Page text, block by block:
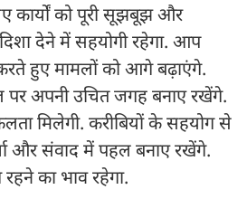
को पूरी सूझबूझ और
देने में सहयोगी रहेगा. आप
हुए मामलों को आगे बढ़ाएंगे.
अपनी उचित जगह बनाए रखेंगे.
मिलेगी. करीबियों के सहयोग से
और संवाद में पहल बनाए रखेंगे.
का भाव रहेगा.